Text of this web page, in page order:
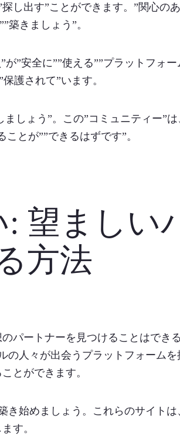
し出す”ことができます。”関心の
築きましょう”。
”安全に””使える””プラットフォー
護されて”います。
しょう”。この”コミュニティー”は
とが””できるはずです”。
望ましい
方法
パートナーを見つけることはでき
の人々が出会うプラットフォームを
とができます。
き始めましょう。これらのサイトは
す。